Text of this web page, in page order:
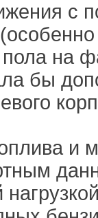
с
пола на
бы
и